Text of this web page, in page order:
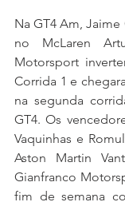
Na GT4 Am,
no McLaren
Motorsport
Corrida 1 e
na segunda
GT4. Os
Vaquinhas e
Aston Martin
Gianfranco
fim de semana